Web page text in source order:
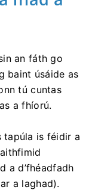
an fáth go
baint úsáide as
tú cuntas
a fhíorú.
tapúla is féidir a
a d’fhéadfadh
a laghad).